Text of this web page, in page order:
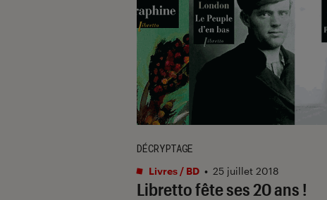
Libretto fête ses 20 ans !
DÉCRYPTAGE
Livres / BD • 25 juillet 2018